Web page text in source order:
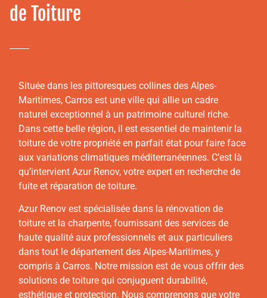
de Toiture
Située dans les pittoresques collines des Alpes-
Maritimes, Carros est une ville qui allie un cadre
naturel exceptionnel à un patrimoine culturel riche.
Dans cette belle région, il est essentiel de maintenir la
toiture de votre propriété en parfait état pour faire face
aux variations climatiques méditerranéennes. C’est là
qu’intervient Azur Renov, votre expert en recherche de
fuite et réparation de toiture.
Azur Renov est spécialisée dans la rénovation de
toiture et la charpente, fournissant des services de
haute qualité aux professionnels et aux particuliers
dans tout le département des Alpes-Maritimes, y
compris à Carros. Notre mission est de vous offrir des
solutions de toiture qui conjuguent durabilité,
esthétique et protection. Nous comprenons que votre